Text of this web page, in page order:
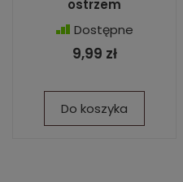
ostrzem
Dostępne
9,99 zł
Do koszyka